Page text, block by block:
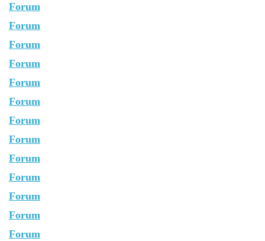
Forum
Forum
Forum
Forum
Forum
Forum
Forum
Forum
Forum
Forum
Forum
Forum
Forum